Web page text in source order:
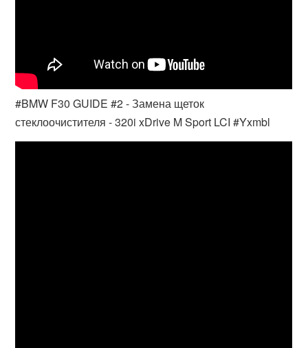
#BMW F30 GUIDE #2 - Замена щеток
стеклоочистителя - 320i xDrive M Sport LCI #Yxmbl